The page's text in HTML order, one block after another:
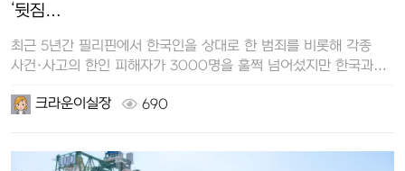
‘뒷짐…
최근 5년간 필리핀에서 한국인을 상대로 한 범죄를 비롯해 각종
사건·사고의 한인 피해자가 3000명을 훌쩍 넘어섰지만 한국과
크라운이실장
690